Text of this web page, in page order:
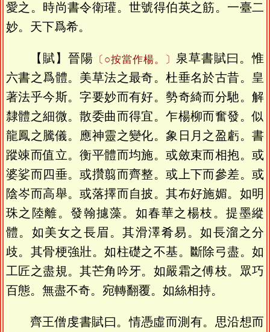
愛之。時尚書令衛瓘。世號得伯英之筋。一臺二
妙。天下爲希。
【賦】晉陽 〔○按當作楊。〕 泉草書賦曰。惟
六書之爲體。美草法之最奇。杜垂名於古昔。皇
著法乎今斯。字要妙而有好。勢奇綺而分馳。解
隸體之細微。散委曲而得宜。乍楊柳而奮發。似
龍鳳之騰儀。應神靈之變化。象日月之盈虧。書
蹤竦而值立。衡平體而均施。或斂束而相抱。或
婆娑而四垂。或攢翦而齊整。或上下而參差。或
陰岑而高舉。或落擇而自披。其布好施媚。如明
珠之陸離。發翰攄藻。如春華之楊枝。提墨縱
體。如美女之長眉。其滑澤肴易。如長溜之分
歧。其骨梗強壯。如柱礎之不基。斷除弓盡。如
工匠之盡規。其芒角吟牙。如嚴霜之傅枝。眾巧
百態。無盡不奇。宛轉翻覆。如絲相持。
齊王僧虔書賦曰。情憑虛而測有。思沿想而